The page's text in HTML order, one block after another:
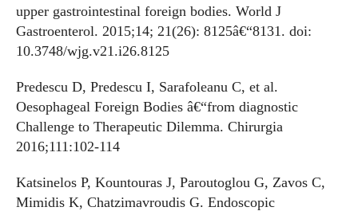
upper gastrointestinal foreign bodies. World J
Gastroenterol. 2015;14; 21(26): 8125â€“8131. doi:
10.3748/wjg.v21.i26.8125
Predescu D, Predescu I, Sarafoleanu C, et al.
Oesophageal Foreign Bodies â€“from diagnostic
Challenge to Therapeutic Dilemma. Chirurgia
2016;111:102-114
Katsinelos P, Kountouras J, Paroutoglou G, Zavos C,
Mimidis K, Chatzimavroudis G. Endoscopic